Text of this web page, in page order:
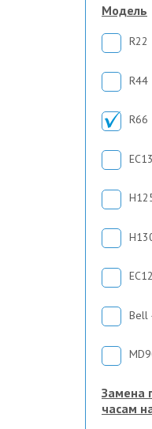
Модель
R22
R44
R66
Bell
Замена
часам